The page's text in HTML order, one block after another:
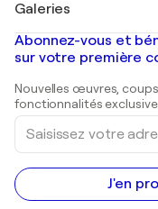
Banksy
Mr. Brainwash
Shepard Fairey
Tableaux abstraits à
Peintures de paysage
Estampes
Peintures acryliques
Galeries
Galeries d'art en
Galeries d'art en
Abonnez-vous et
sur votre première
Nouvelles œuvres,
fonctionnalités
Saisissez
votre
adresse
e-
mail
J'en